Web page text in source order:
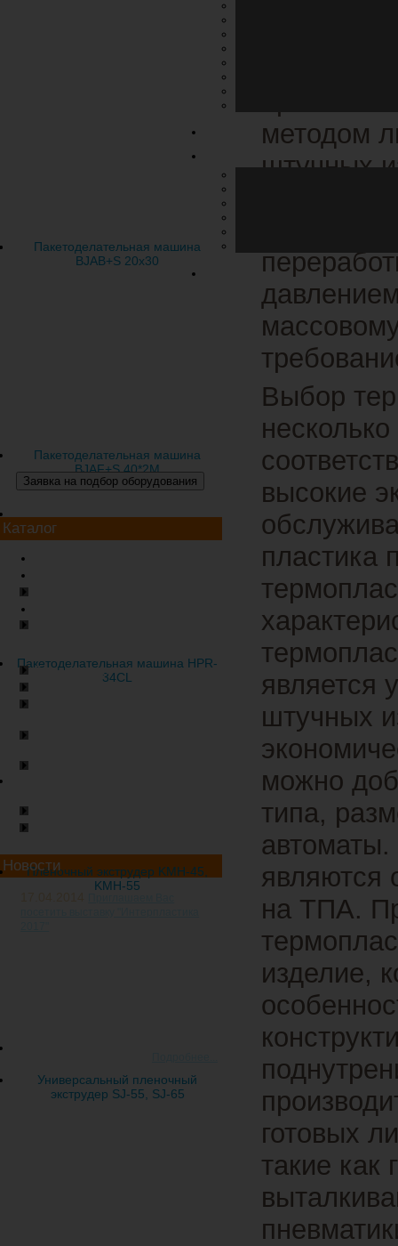
Пакетоделательная машина
BJAB+S 20x30
Пакетоделательная машина
BJAF+S 40*2M
Пакетоделательная машина HPR-
34CL
Плёночный экструдер KMH-45,
KMH-55
Универсальный пленочный
экструдер SJ-55, SJ-65
Каталог
Грануляторы
Новости
методом
штучных
Выбор
высокие
пластика
является
штучных
можно
типа,
являются
на ТПА.
изделие,
готовых
такие как